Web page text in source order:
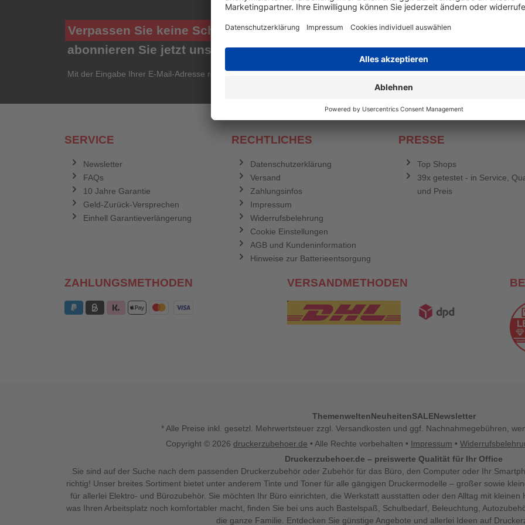
Verpassen Sie keine Schnäppchen mehr &
abonnieren Sie jetzt unseren kostenlosen Newsletter!
Newsletter E-Mail Adresse
Mit der Eingabe Ihrer E-Mail-Adresse registrieren Sie sich für den Druckerzubehör.de-Newsletter. Weitere Informationen
SERVICE
Newsletter
FAQs
10 Jahre Garantie
Geld-Zurück-Versprechen
Einhell Garantieverlängerung
RECHTLICHES
Datenschutzerklärung
Versand
Zahlungsinfos
Impressum
Widerrufsbelehrung
Cookie Einstellungen
AGB und Kundeninformation
Hinweise zur Batterieentsorgung
PRESSE
Top Shops
39x getestet - in Service,
und Preis
ZAHLUNGSMETHODEN VERSANDMETHODEN
ThemenweltenNeuheitenSALENewsletter
* Alle Preise inkl. gesetzl. Mehrwertsteuer zzgl. Versandkosten und ggf. Nachnahmegebühren,
Copyright © 2026 druckerzubehoer.de • Alle Rechte vorbehalten • Impressum •
Druckerzubehoer.de – preiswerte Qualität für Ihr Office
Sie sind auf der Suche nach dem passenden Druckerzubehör oder Zubehör für das Büro, den Computer oder Ihr
richtig! Unser breites Sortiment bietet unter anderem Tinte und Toner für alle gängigen Druckermodelle – großer sowie
für allerlei Elektro- und Bürozubehör. Sie möchten Ihr Büro einrichten, die Werkstatt ausstatten oder den Alltag mit kleinen
was Ihren Arbeitsplatz noch komfortabler macht, finden Sie bei uns auch Bastelspaß, Schulbedarf, Beleuchtung,
die ganze Familie. Entdecken Sie günstige Angebote und allerlei Ideen auf